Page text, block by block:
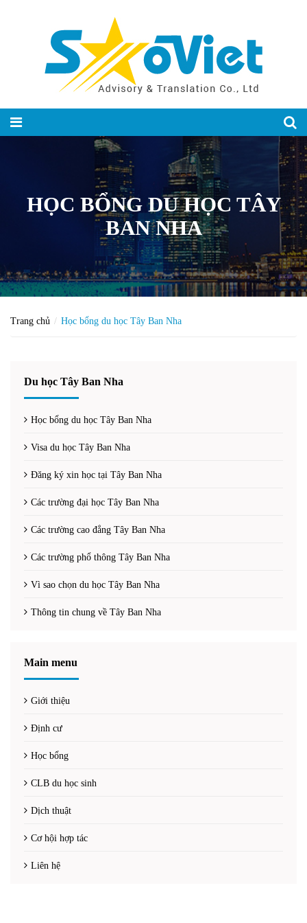
HỌC BỔNG DU HỌC TÂY
BAN NHA
Trang chủ Học bổng du học Tây Ban Nha
Du học Tây Ban Nha
Học bổng du học Tây Ban Nha
Visa du học Tây Ban Nha
Đăng ký xin học tại Tây Ban Nha
Các trường đại học Tây Ban Nha
Các trường cao đẳng Tây Ban Nha
Các trường phổ thông Tây Ban Nha
Vì sao chọn du học Tây Ban Nha
Thông tin chung về Tây Ban Nha
Main menu
Giới thiệu
Định cư
Học bổng
CLB du học sinh
Dịch thuật
Cơ hội hợp tác
Liên hệ